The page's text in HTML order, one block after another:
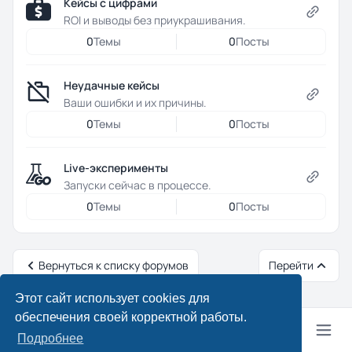
Этот сайт использует cookies для
обеспечения своей корректной работы.
Подробнее
ROI и выводы без приукрашивания.
0Темы 0Посты
Неудачные кейсы
Ваши ошибки и их причины.
0Темы 0Посты
Live-эксперименты
Запуски сейчас в процессе.
0Темы 0Посты
Вернуться к списку форумов Перейти